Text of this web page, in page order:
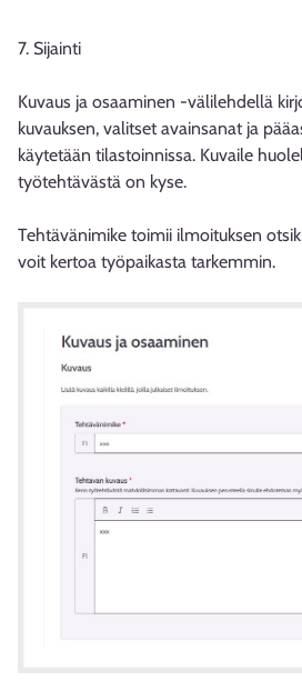
7. Sijainti
Kuvaus ja osaaminen -välilehdellä
kuvauksen, valitset avainsanat ja
käytetään tilastoinnissa. Kuvaile
työtehtävästä on kyse.
Tehtävänimike toimii ilmoituksen
voit kertoa työpaikasta tarkemmin.